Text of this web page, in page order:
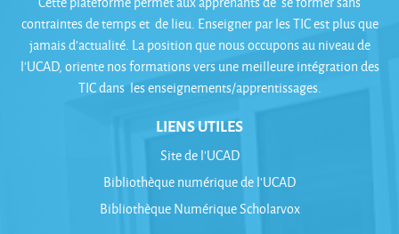
contraintes de temps et de lieu. Enseigner par les TIC est plus que
jamais d’actualité. La position que nous occupons au niveau de
l’UCAD, oriente nos formations vers une meilleure intégration des
TIC dans les enseignements/apprentissages.
LIENS UTILES
Site de l'UCAD
Bibliothèque numérique de l'UCAD
Bibliothèque Numérique Scholarvox